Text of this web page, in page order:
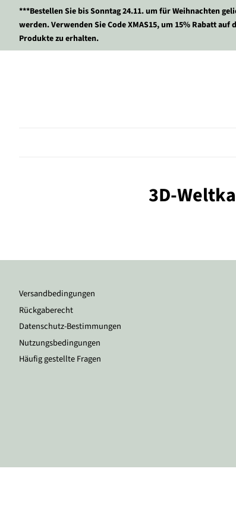
***Bestellen Sie bis Sonntag 24.11. um für Weihnachten
werden. Verwenden Sie Code XMAS15, um 15% Rabatt auf
Produkte zu erhalten.
3D-
Versandbedingungen
Rückgaberecht
Datenschutz-Bestimmungen
Nutzungsbedingungen
Häufig gestellte Fragen